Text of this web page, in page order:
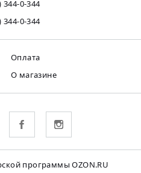
344-0-344
344-0-344
Оплата
О магазине
программы OZON.RU